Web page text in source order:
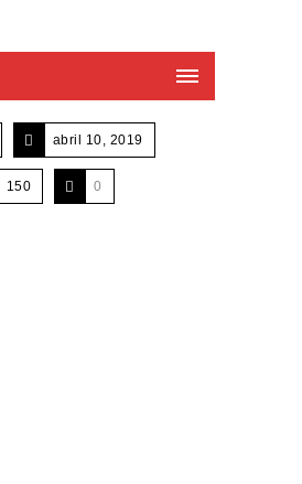
abril 10, 2019
150 0